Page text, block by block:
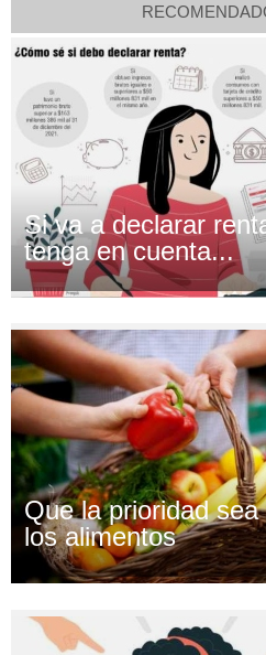
Si va a declarar
tenga en cuenta...
Que la prioridad sea
los alimentos